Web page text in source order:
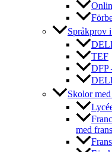
Språkprov
TEF
DFP
Skolor
med